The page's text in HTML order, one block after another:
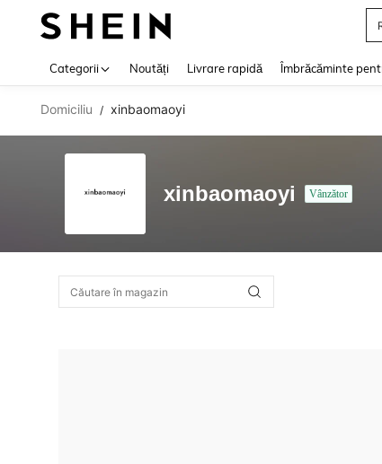
Categorii Noutăți Livrare rapidă Îmbrăcăminte
Domiciliu / xinbaomaoyi
xinbaomaoyi Vânzător